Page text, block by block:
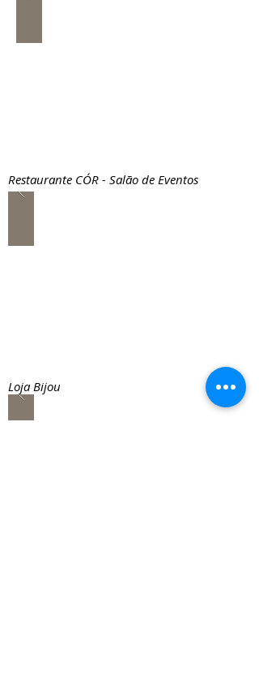
Restaurante CÓR - Salão de Eventos
Loja Bijou